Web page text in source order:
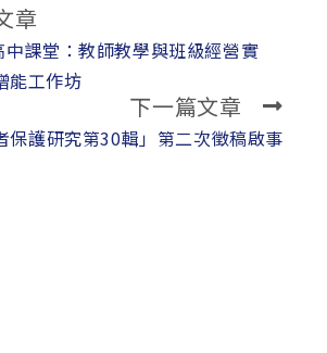
章
中課堂：教師教學與班級經營實
能工作坊
下一篇文章
保護研究第30輯」第二次徵稿啟事